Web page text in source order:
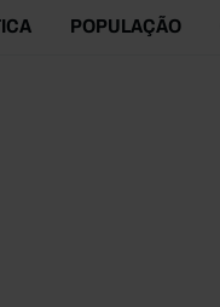
POPULAÇÃO